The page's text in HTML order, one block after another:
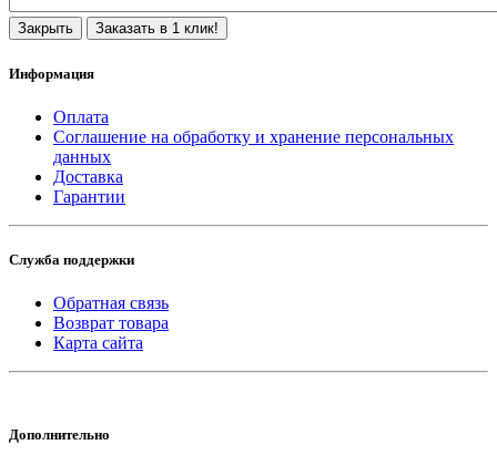
Закрыть Заказать в 1 клик!
Информация
Оплата
Соглашение на обработку и хранение персональных
данных
Доставка
Гарантии
Служба поддержки
Обратная связь
Возврат товара
Карта сайта
Дополнительно